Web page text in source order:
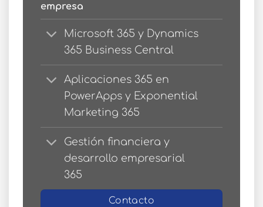
empresa
Microsoft 365 y Dynamics
365 Business Central
Aplicaciones 365 en
PowerApps y Exponential
Marketing 365
Gestión financiera y
desarrollo empresarial
365
Contacto